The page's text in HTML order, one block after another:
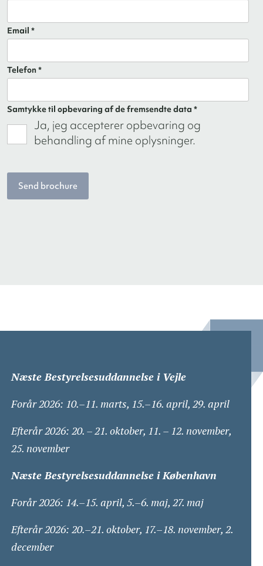
Email *
Telefon *
Samtykke til opbevaring af de fremsendte data *
Ja, jeg accepterer opbevaring og
behandling af mine oplysninger.
Næste Bestyrelsesuddannelse i Vejle
Forår 2026: 10.–11. marts, 15.–16. april, 29. april
Efterår 2026: 20. – 21. oktober, 11. – 12. november,
25. november
Næste Bestyrelsesuddannelse i København
Forår 2026: 14.–15. april, 5.–6. maj, 27. maj
Efterår 2026: 20.–21. oktober, 17.–18. november, 2.
december